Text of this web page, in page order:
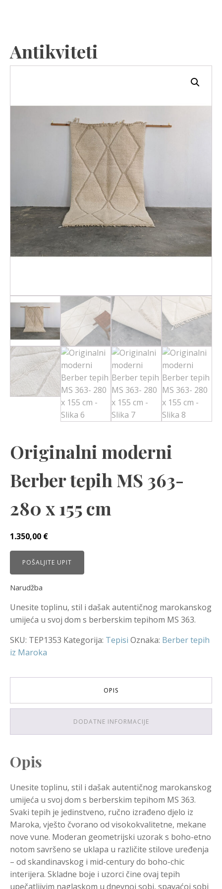
Antikviteti
Originalni moderni
Berber tepih MS 363-
280 x 155 cm
1.350,00 €
POŠALJITE UPIT
Narudžba
Unesite toplinu, stil i dašak autentičnog marokanskog
umijeća u svoj dom s berberskim tepihom MS 363.
SKU: TEP1353 Kategorija: Tepisi Oznaka: Berber tepih
iz Maroka
OPIS
DODATNE INFORMACIJE
Opis
Unesite toplinu, stil i dašak autentičnog marokanskog
umijeća u svoj dom s berberskim tepihom MS 363.
Svaki tepih je jedinstveno, ručno izrađeno djelo iz
Maroka, vješto čvorano od visokokvalitetne, mekane
nove vune. Moderan geometrijski uzorak s boho-etno
notom savršeno se uklapa u različite stilove uređenja
– od skandinavskog i mid-century do boho-chic
interijera. Skladne boje i uzorci čine ovaj tepih
upečatljivim naglaskom u dnevnoj sobi, spavaćoj sobi